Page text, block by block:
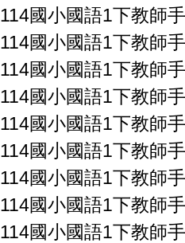
114國小國語1下教師
114國小國語1下教師
114國小國語1下教師
114國小國語1下教師
114國小國語1下教師
114國小國語1下教師
114國小國語1下教師
114國小國語1下教師
114國小國語1下教師